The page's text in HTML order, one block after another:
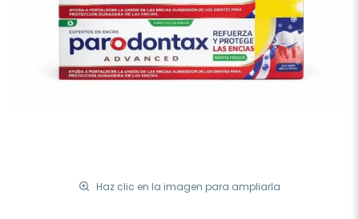
Haz clic en la imagen para ampliarla